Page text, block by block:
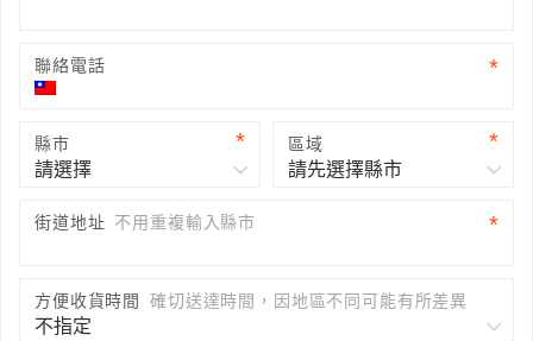
聯絡電話
縣市 區域
街道地址 不用重複輸入縣市
方便收貨時間 確切送達時間，因地區不同可能有所差異